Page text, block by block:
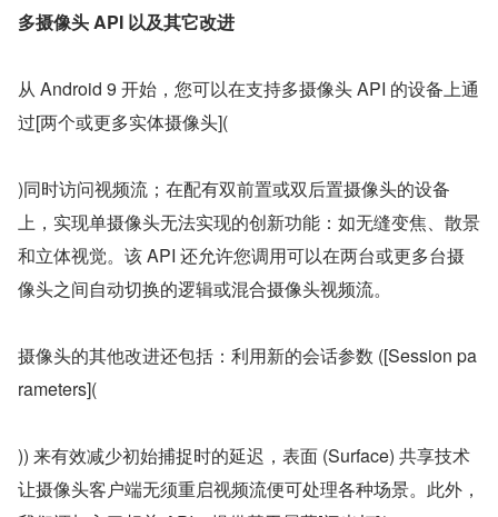
多摄像头 API 以及其它改进
从 Android 9 开始，您可以在支持多摄像头 API 的设备上通
过[两个或更多实体摄像头](
)同时访问视频流；在配有双前置或双后置摄像头的设备
上，实现单摄像头无法实现的创新功能：如无缝变焦、散景
和立体视觉。该 API 还允许您调用可以在两台或更多台摄
像头之间自动切换的逻辑或混合摄像头视频流。
摄像头的其他改进还包括：利用新的会话参数 ([Session pa
rameters](
)) 来有效减少初始捕捉时的延迟，表面 (Surface) 共享技术
让摄像头客户端无须重启视频流便可处理各种场景。此外，